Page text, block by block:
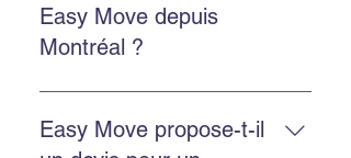
Easy Move depuis
Montréal ?
Le prix dépend de la distance, du
volume et des services choisis.
Easy Move propose des
Easy Move propose-t-il